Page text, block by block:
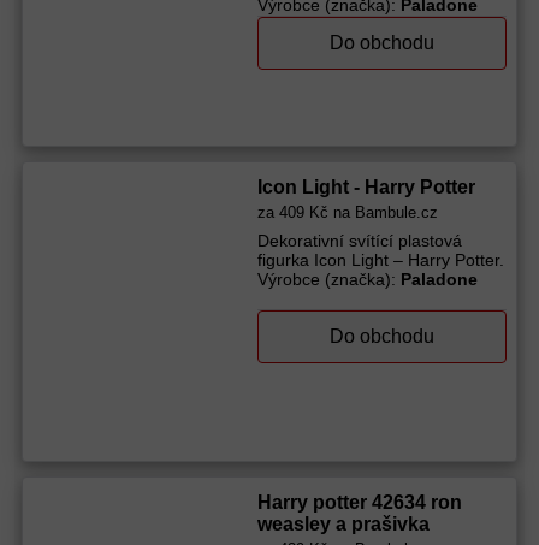
Výrobce (značka): Paladone
Do obchodu
Icon Light - Harry Potter
za 409 Kč na Bambule.cz
Dekorativní svítící plastová
figurka Icon Light – Harry Potter.
Výrobce (značka): Paladone
Do obchodu
Harry potter 42634 ron
weasley a prašivka